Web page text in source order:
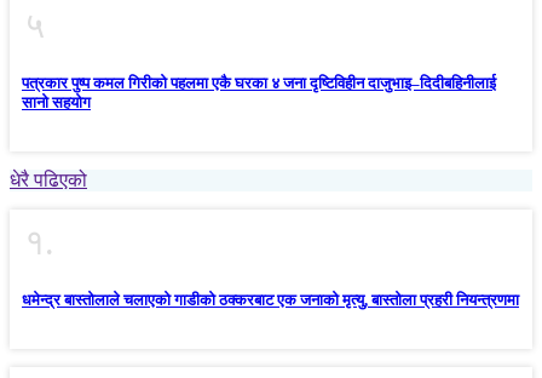
५
पत्रकार पुष्प कमल गिरीको पहलमा एकै घरका ४ जना दृष्टिविहीन दाजुभाइ–दिदीबहिनीलाई
सानो सहयोग
धेरै पढिएको
१.
धमेन्द्र बास्तोलाले चलाएको गाडीको ठक्करबाट एक जनाको मृत्यु, बास्तोला प्रहरी नियन्त्रणमा